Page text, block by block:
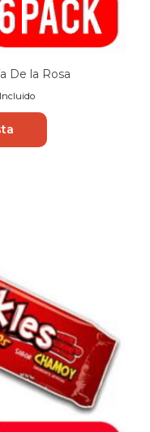
De la Rosa